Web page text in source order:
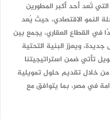
تُعد أحد أكبر المطورين
النمو الاقتصادي، حيث يُعد
في القطاع العقاري، يجمع بين
ويعزز البنية التحتية
تأتي ضمن استراتيجيتنا
خلال تقديم حلول تمويلية
في مصر، بما يتوافق مع